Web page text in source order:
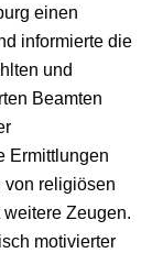
einen
informierte die
und
Beamten
Ermittlungen
von religiösen
Zeugen.
motivierter